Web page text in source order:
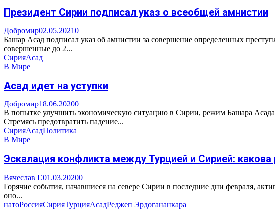
Президент Сирии подписал указ о всеобщей амнистии
Добромир02.05.20210
Башар Асад подписал указ об амнистии за совершение определенных
совершенные до 2...
СирияАсад
В Мире
Асад идет на уступки
Добромир18.06.20200
В попытке улучшить экономическую ситуацию в Сирии, режим Башара
Стремясь предотвратить падение...
СирияАсадПолитика
В Мире
Эскалация конфликта между Турцией и Сирией: какова
Вячеслав Г.01.03.20200
Горячие события, начавшиеся на севере Сирии в последние дни февраля,
оно...
натоРоссияСирияТурцияАсадРеджеп Эрдогананкара